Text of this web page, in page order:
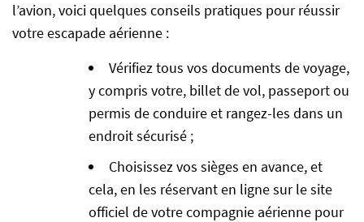
l’avion, voici quelques conseils pratiques pour réussir
votre escapade aérienne :
Vérifiez tous vos documents de voyage,
y compris votre, billet de vol, passeport ou
permis de conduire et rangez-les dans un
endroit sécurisé ;
Choisissez vos sièges en avance, et
cela, en les réservant en ligne sur le site
officiel de votre compagnie aérienne pour